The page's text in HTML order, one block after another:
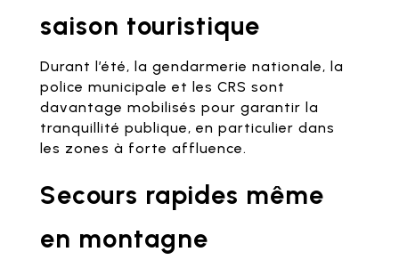
saison touristique
Durant l’été, la gendarmerie nationale, la
police municipale et les CRS sont
davantage mobilisés pour garantir la
tranquillité publique, en particulier dans
les zones à forte affluence.
Secours rapides même
en montagne